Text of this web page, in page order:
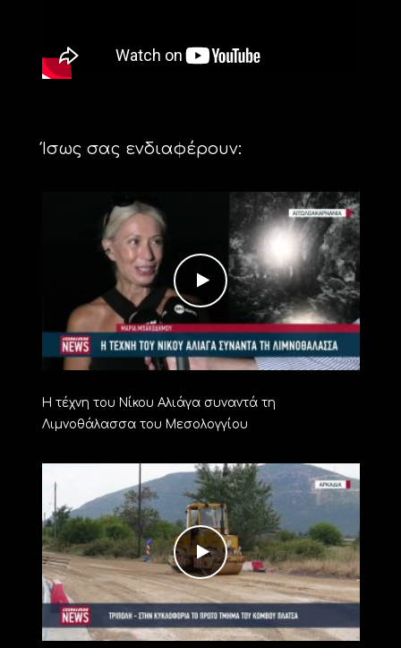
Ίσως σας ενδιαφέρουν:
Η τέχνη του Νίκου Αλιάγα συναντά τη
Λιμνοθάλασσα του Μεσολογγίου